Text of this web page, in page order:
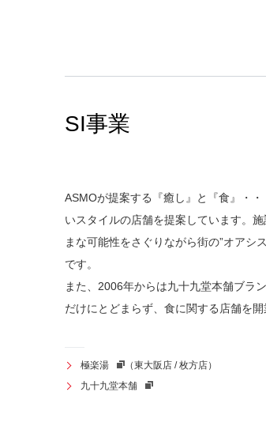
SI事業
ASMOが提案する『癒し』と『食』・
いスタイルの店舗を提案しています。
まな可能性をさぐりながら街の”オアシ
です。
また、2006年からは九十九堂本舗ブラ
だけにとどまらず、食に関する店舗を
極楽湯
（東大阪店 / 枚方店）
九十九堂本舗